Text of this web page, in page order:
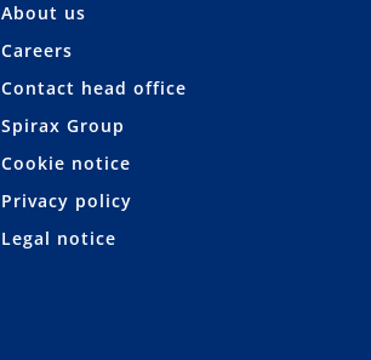
About us
Careers
Contact head office
Spirax Group
Cookie notice
Privacy policy
Legal notice